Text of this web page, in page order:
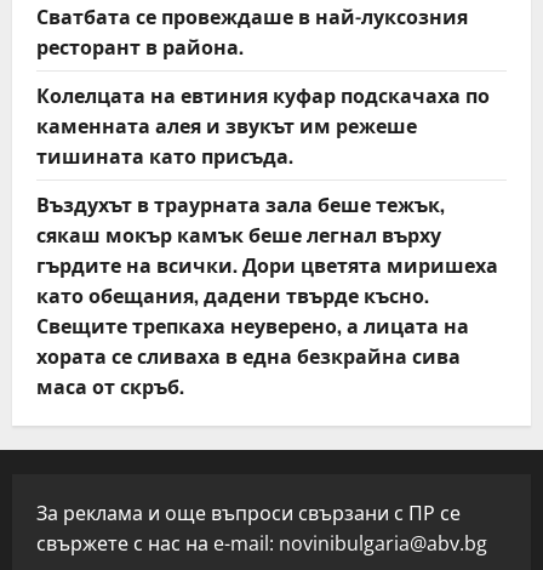
Сватбата се провеждаше в най-луксозния
ресторант в района.
Колелцата на евтиния куфар подскачаха по
каменната алея и звукът им режеше
тишината като присъда.
Въздухът в траурната зала беше тежък,
сякаш мокър камък беше легнал върху
гърдите на всички. Дори цветята миришеха
като обещания, дадени твърде късно.
Свещите трепкаха неуверено, а лицата на
хората се сливаха в една безкрайна сива
маса от скръб.
За реклама и още въпроси свързани с ПР се
свържете с нас на e-mail: novinibulgaria@abv.bg